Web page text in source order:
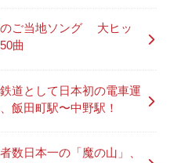
ご当地ソング 大ヒッ
曲
道として日本初の電車運
飯田町駅〜中野駅！
数日本一の「魔の山」、